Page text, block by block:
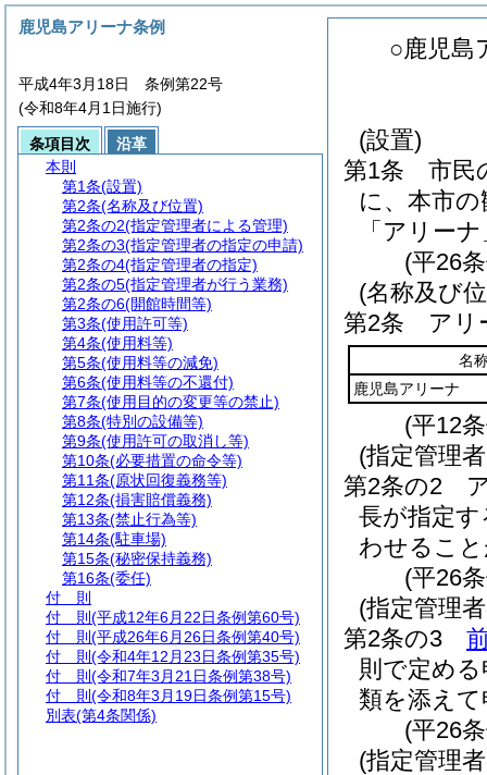
○鹿児島
(設置)
第1条
市民
に、本市
「アリー
(平26
(名称及び
第2条
アリ
名
鹿児島アリーナ
(平12
(指定管理
第2条の2
長が指定
わせるこ
(平26
(指定管理
第2条の3
則で定め
類を添え
(平26
(指定管理
鹿児島アリーナ条例
平成4年3月18日 条例第22号
(令和8年4月1日施行)
条項目次
沿革
本則
第1条(設置)
第2条(名称及び位置)
第2条の2(指定管理者による管理)
第2条の3(指定管理者の指定の申請)
第2条の4(指定管理者の指定)
第2条の5(指定管理者が行う業務)
第2条の6(開館時間等)
第3条(使用許可等)
第4条(使用料等)
第5条(使用料等の減免)
第6条(使用料等の不還付)
第7条(使用目的の変更等の禁止)
第8条(特別の設備等)
第9条(使用許可の取消し等)
第10条(必要措置の命令等)
第11条(原状回復義務等)
第12条(損害賠償義務)
第13条(禁止行為等)
第14条(駐車場)
第15条(秘密保持義務)
第16条(委任)
付 則
付 則 (平成12年6月22日条例第60号)
付 則 (平成26年6月26日条例第40号)
付 則 (令和4年12月23日条例第35号)
付 則 (令和7年3月21日条例第38号)
付 則 (令和8年3月19日条例第15号)
別表(第4条関係)